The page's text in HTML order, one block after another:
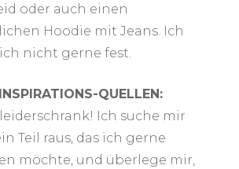
oder auch einen
Hoodie mit Jeans. Ich
nicht gerne fest.
QUELLEN:
Ich suche mir
Teil raus, das ich gerne
möchte, und überlege mir,